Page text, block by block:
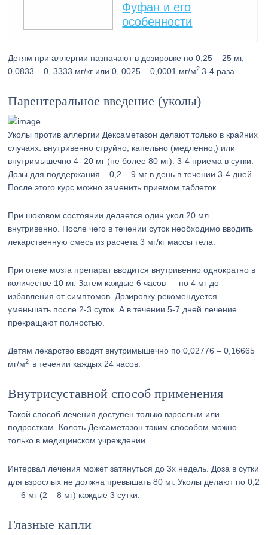
Фуфан и его
особенности
Детям при аллергии назначают в дозировке по 0,25 – 25 мг,
0,0833 – 0, 3333 мг/кг или 0, 0025 – 0,0001 мг/м23-4 раза.
Парентеральное введение (уколы)
Уколы против аллергии Дексаметазон делают только в крайних
случаях: внутривенно струйно, капельно (медленно,) или
внутримышечно 4- 20 мг (не более 80 мг). 3-4 приема в сутки.
Дозы для поддержания – 0,2 – 9 мг в день в течении 3-4 дней.
После этого курс можно заменить приемом таблеток.
При шоковом состоянии делается один укол 20 мл
внутривенно. После чего в течении суток необходимо вводить
лекарственную смесь из расчета 3 мг/кг массы тела.
При отеке мозга препарат вводится внутривенно однократно в
количестве 10 мг. Затем каждые 6 часов — по 4 мг до
избавления от симптомов. Дозировку рекомендуется
уменьшать после 2-3 суток. А в течении 5-7 дней лечение
прекращают полностью.
Детям лекарство вводят внутримышечно по 0,02776 – 0,16665
мг/м2 в течении каждых 24 часов.
Внутрисуставной способ применения
Такой способ лечения доступен только взрослым или
подросткам. Колоть Дексаметазон таким способом можно
только в медицинском учреждении.
Интервал лечения может затянуться до 3х недель. Доза в сутки
для взрослых не должна превышать 80 мг. Уколы делают по 0,2
— 6 мг (2 – 8 мг) каждые 3 сутки.
Глазные капли